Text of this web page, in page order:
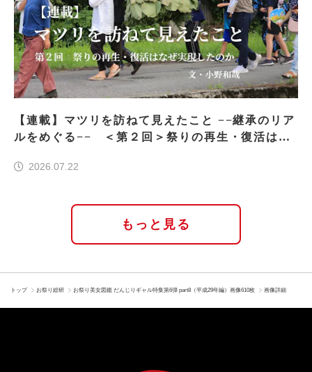
【連載】マツリを訪ねて見えたこと −−継承のリア
ルをめぐる−− ＜第２回＞祭りの再生・復活はな
2026.07.22
もっと見る
トップ お祭り総研 お祭り美女図鑑 だんじりギャル特集第6弾 part8（平成29年編）画像610枚 画像詳細